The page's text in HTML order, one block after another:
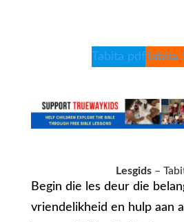
Tabita pdfTabita
Lesgids –
Begin die les deur die
vriendelikheid en hulp aan